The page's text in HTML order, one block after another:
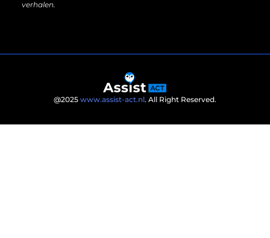
verhalen.
@2025 www.assist-act.nl. All Right Reserved.